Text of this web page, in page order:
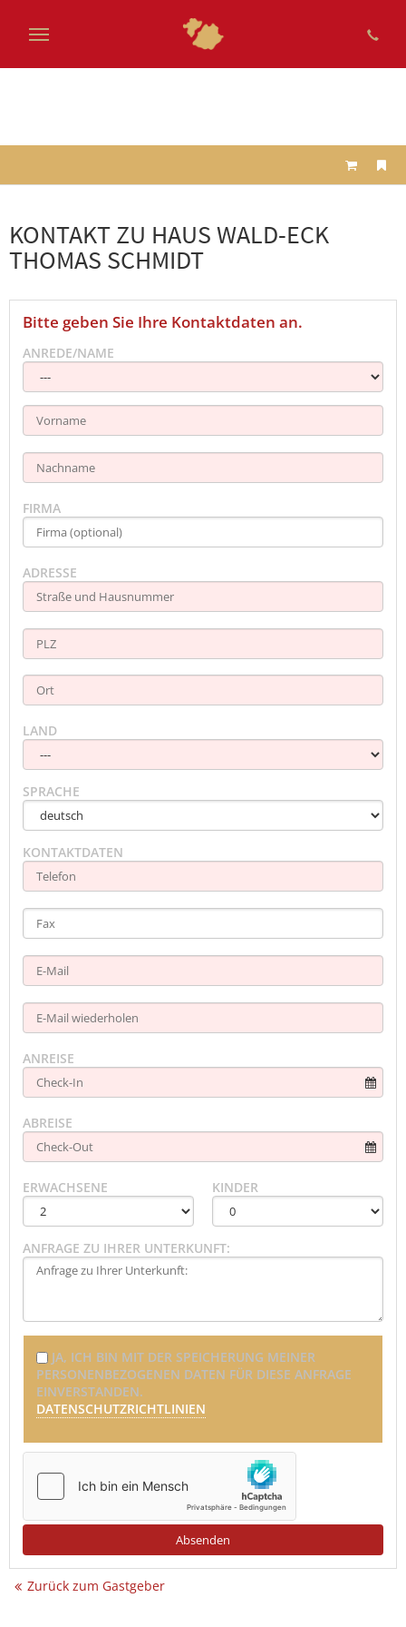
Hauptinhalt
KONTAKT ZU HAUS WALD-ECK
THOMAS SCHMIDT
Bitte geben Sie Ihre Kontaktdaten an.
ANREDE/NAME
FIRMA
ADRESSE
LAND
SPRACHE
KONTAKTDATEN
ANREISE
ABREISE
ERWACHSENE KINDER
ANFRAGE ZU IHRER UNTERKUNFT:
JA, ICH BIN MIT DER SPEICHERUNG MEINER
PERSONENBEZOGENEN DATEN FÜR DIESE ANFRAGE
EINVERSTANDEN.
DATENSCHUTZRICHTLINIEN
Zurück zum Gastgeber